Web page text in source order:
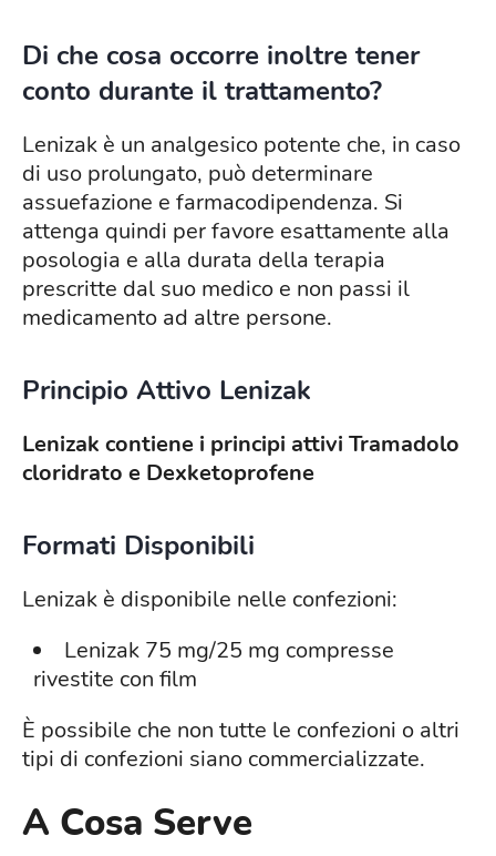
Di che cosa occorre inoltre tener
conto durante il trattamento?
Lenizak è un analgesico potente che, in caso
di uso prolungato, può determinare
assuefazione e farmacodipendenza. Si
attenga quindi per favore esattamente alla
posologia e alla durata della terapia
prescritte dal suo medico e non passi il
medicamento ad altre persone.
Principio Attivo Lenizak
Lenizak contiene i principi attivi Tramadolo
cloridrato e Dexketoprofene
Formati Disponibili
Lenizak è disponibile nelle confezioni:
Lenizak 75 mg/25 mg compresse
rivestite con film
È possibile che non tutte le confezioni o altri
tipi di confezioni siano commercializzate.
A Cosa Serve